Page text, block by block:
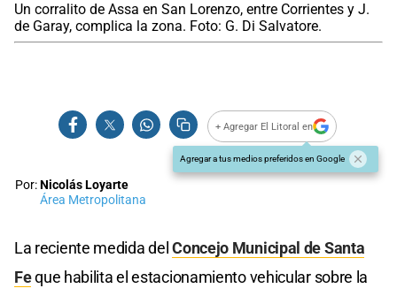
Un corralito de Assa en San Lorenzo, entre Corrientes y J.
de Garay, complica la zona. Foto: G. Di Salvatore.
+ Agregar El Litoral en
Agregar a tus medios preferidos en Google
Por:Nicolás Loyarte
Área Metropolitana
La reciente medida delConcejo Municipal de Santa
Feque habilita el estacionamiento vehicular sobre la